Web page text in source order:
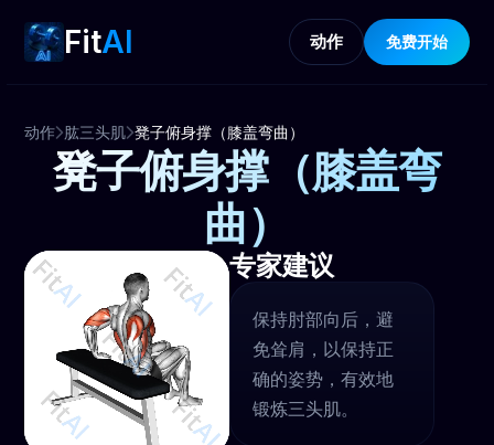
FitAI 动作 免费开始
动作 肱三头肌 凳子俯身撑（膝盖弯曲）
凳子俯身撑（膝盖弯
曲）
专家建议
保持肘部向后，避
免耸肩，以保持正
确的姿势，有效地
锻炼三头肌。